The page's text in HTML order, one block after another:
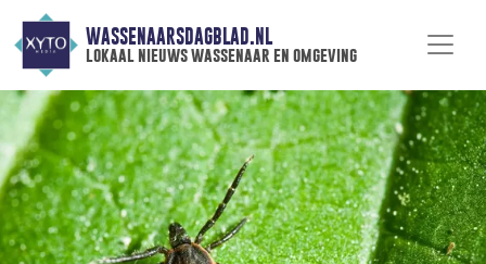
WASSENAARSDAGBLAD.NL
lokaal nieuws wassenaar en omgeving